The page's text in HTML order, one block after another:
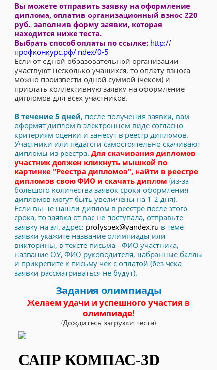
Вы можете отправить заявку на оформление
диплома, оплатив организационный взнос 220
руб., заполнив форму заявки, которая
находится ниже теста.
Выбрать способ оплаты по ссылке: http://
профконкурс.рф/index/0-5
Если от одной образовательной организации
участвуют несколько учащихся, то оплату взноса
можно произвести одной суммой (чеком) и
прислать коллективную заявку на оформление
дипломов для всех участников.
В течение 5 дней, после получения заявки, вам
оформят диплом в электронном виде согласно
критериям оценки и занесут в реестр дипломов.
Участники или педагоги самостоятельно скачивают
дипломы из реестра. Для скачивания дипломов
участник должен кликнуть мышкой по
картинке "Реестра дипломов", найти в реестре
дипломов свою ФИО и скачать диплом (из-за
большого количества заявок сроки оформления
дипломов могут быть увеличены на 1-2 дня).
Если вы не нашли диплом в реестре после этого
срока, то заявка от вас не поступала, отправьте
заявку на эл. адрес: profyspex@yandex.ru в теме
заявки укажите название олимпиады или
викторины, в тексте письма - ФИО участника,
название ОУ, ФИО руководителя, набранные баллы
и прикрепите к письму чек с оплатой (без чека
заявки рассматриваться не будут).
Задания олимпиады
Желаем удачи и успешного участия в
олимпиаде!
(Дождитесь загрузки теста)